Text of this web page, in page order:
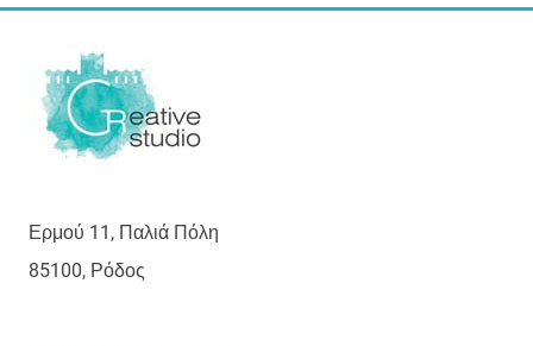
Ερμού 11, Παλιά Πόλη
85100, Ρόδος